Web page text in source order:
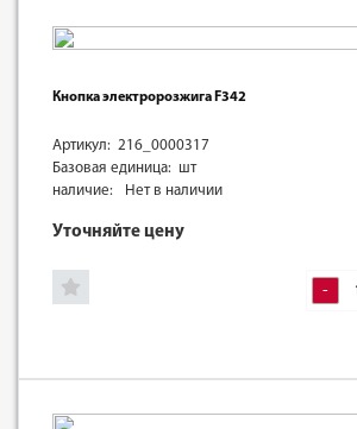
Кнопка электророзжига F342
Артикул: 216_0000317
Базовая единица: шт
наличие:
Нет в наличии
Уточняйте цену
-